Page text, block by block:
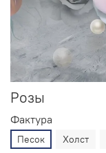
Розы
Фактура
Песок Холст